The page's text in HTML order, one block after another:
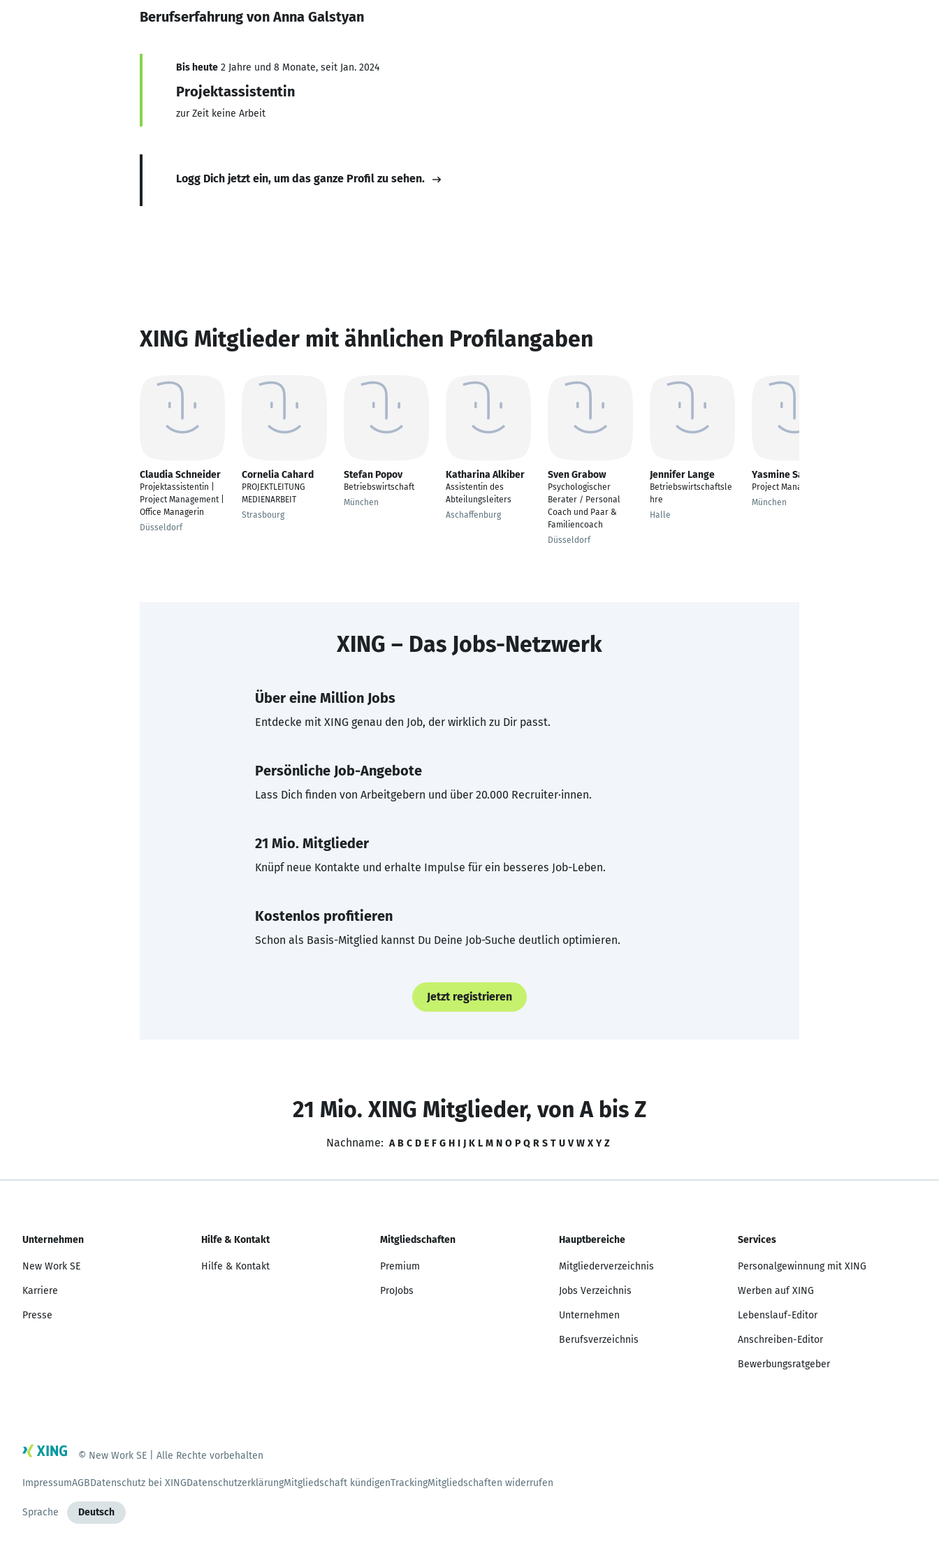
Berufserfahrung von Anna Galstyan
Bis heute 2 Jahre und 8 Monate, seit Jan. 2024
Projektassistentin
zur Zeit keine Arbeit
Logg Dich jetzt ein, um das ganze Profil zu sehen.
XING Mitglieder mit ähnlichen Profilangaben
Claudia Schneider
Projektassistentin |
Project Management |
Office Managerin
Düsseldorf
Cornelia Cahard
PROJEKTLEITUNG
MEDIENARBEIT
Strasbourg
Stefan Popov
Betriebswirtschaft
München
Katharina Alkiber
Assistentin des
Abteilungsleiters
Aschaffenburg
Sven Grabow
Psychologischer
Berater / Personal
Coach und Paar &
Familiencoach
Düsseldorf
Jennifer Lange
Betriebswirtschaftsle
hre
Halle
Yasmine Salem
Project Manager
München
XING – Das Jobs-Netzwerk
Über eine Million Jobs
Entdecke mit XING genau den Job, der wirklich zu Dir passt.
Persönliche Job-Angebote
Lass Dich finden von Arbeitgebern und über 20.000 Recruiter·innen.
21 Mio. Mitglieder
Knüpf neue Kontakte und erhalte Impulse für ein besseres Job-Leben.
Kostenlos profitieren
Schon als Basis-Mitglied kannst Du Deine Job-Suche deutlich optimieren.
Jetzt registrieren
21 Mio. XING Mitglieder, von A bis Z
Nachname: A B C D E F G H I J K L M N O P Q R S T U V W X Y Z
Unternehmen
New Work SE
Karriere
Presse
Hilfe & Kontakt
Hilfe & Kontakt
Mitgliedschaften
Premium
ProJobs
Hauptbereiche
Mitgliederverzeichnis
Jobs Verzeichnis
Unternehmen
Berufsverzeichnis
Services
Personalgewinnung mit XING
Werben auf XING
Lebenslauf-Editor
Anschreiben-Editor
Bewerbungsratgeber
© New Work SE | Alle Rechte vorbehalten
ImpressumAGBDatenschutz bei XINGDatenschutzerklärungMitgliedschaft kündigenTrackingMitgliedschaften widerrufen
Sprache Deutsch